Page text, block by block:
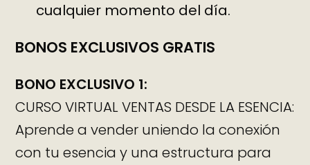
cualquier momento del día.
BONOS EXCLUSIVOS GRATIS
BONO EXCLUSIVO 1:
CURSO VIRTUAL VENTAS DESDE LA ESENCIA:
Aprende a vender uniendo la conexión
con tu esencia y una estructura para